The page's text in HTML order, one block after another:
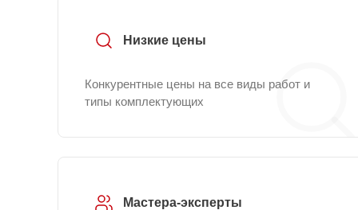
Низкие цены
Конкурентные цены на все виды работ и
типы комплектующих
Мастера-эксперты